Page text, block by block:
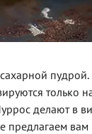
пудрой.
только
делают в
вам